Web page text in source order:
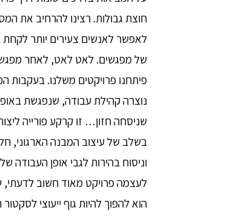
לאפשר לאנשים צעירים יותר לקחת
של מפגשים. לאט לאט, לאחר
פיתחנו פרויקטים משלנו. בעקבות
נוצרה קהילת עבודה, שנפגשת
שניסחה חזון… זו קרקע פורייה
בשלב של עיצוב המבנה הארגוני,
וניסוח בהירות לגבי אופן העבודה
לעצמה פרויקט מאוד חשוב
הוא להפוך להיות גוף ייעוצי לסקטור